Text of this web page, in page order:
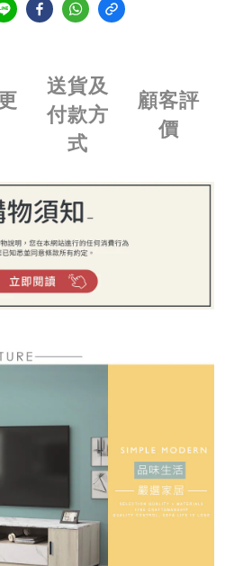
送貨及
付款方
式
顧客評
價